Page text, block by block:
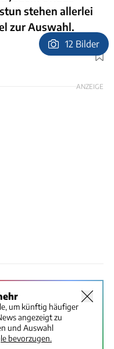
stehen allerlei
zur Auswahl.
Foto: Travellife
12 Bilder
ANZEIGE
um künftig häufiger
angezeigt zu
und Auswahl
bevorzugen.